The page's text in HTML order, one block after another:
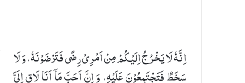
اِنَّهٗ لَا یَخْرُجُ اِلَیْكُمْ مِنْ اَمْرِیْ رِضًی فَتَرْضَوْنَهٗ، وَ لَا
سَخَطٌ فَتَجْتَمِعُوْنَ عَلَیْهِ، وَ اِنَّ اَحَبَّ مَاۤ اَنَا لَاقٍ اِلَیَّ